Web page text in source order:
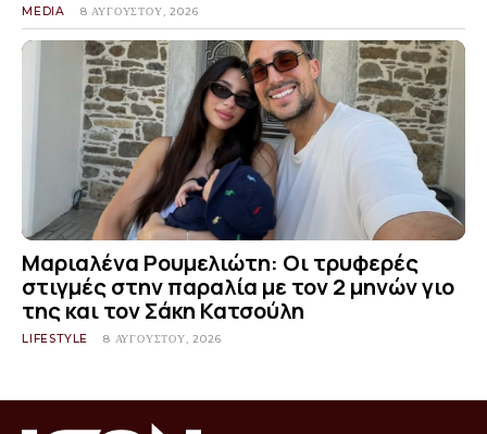
MEDIA 8 ΑΥΓΟΎΣΤΟΥ, 2026
Μαριαλένα Ρουμελιώτη: Οι τρυφερές
στιγμές στην παραλία με τον 2 μηνών γιο
της και τον Σάκη Κατσούλη
LIFESTYLE 8 ΑΥΓΟΎΣΤΟΥ, 2026